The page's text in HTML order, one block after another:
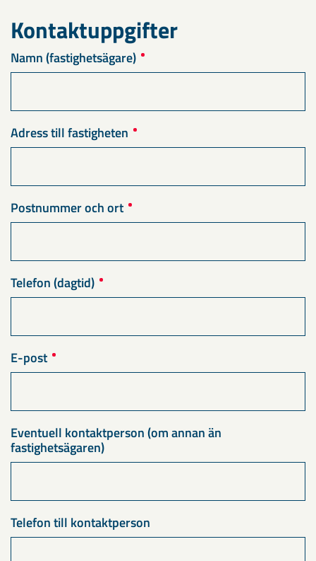
Kontaktuppgifter
Namn (fastighetsägare)
Adress till fastigheten
Postnummer och ort
Telefon (dagtid)
E-post
Eventuell kontaktperson (om annan än
fastighetsägaren)
Telefon till kontaktperson